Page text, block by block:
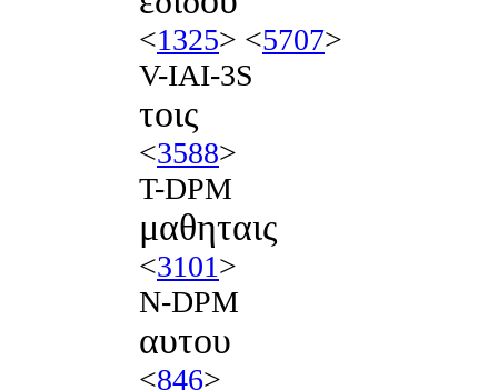
<1325> <5707>
V-IAI-3S
τοις
<3588>
T-DPM
μαθηταις
<3101>
N-DPM
αυτου
<846>